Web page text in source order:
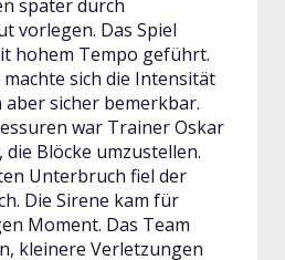
später durch
vorlegen. Das Spiel
hohem Tempo geführt.
sich die Intensität
aber sicher bemerkbar.
war Trainer Oskar
Blöcke umzustellen.
Unterbruch fiel der
Die Sirene kam für
Moment. Das Team
kleinere Verletzungen